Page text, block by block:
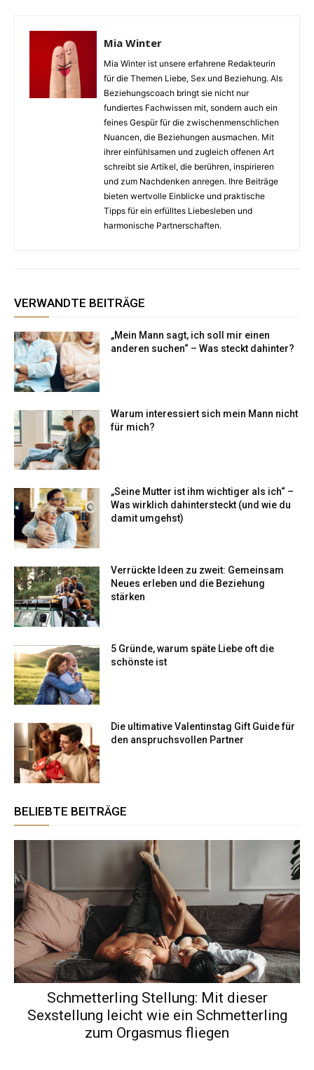
Mia Winter
Mia Winter ist unsere erfahrene Redakteurin
für die Themen Liebe, Sex und Beziehung. Als
Beziehungscoach bringt sie nicht nur
fundiertes Fachwissen mit, sondern auch ein
feines Gespür für die zwischenmenschlichen
Nuancen, die Beziehungen ausmachen. Mit
ihrer einfühlsamen und zugleich offenen Art
schreibt sie Artikel, die berühren, inspirieren
und zum Nachdenken anregen. Ihre Beiträge
bieten wertvolle Einblicke und praktische
Tipps für ein erfülltes Liebesleben und
harmonische Partnerschaften.
VERWANDTE BEITRÄGE
„Mein Mann sagt, ich soll mir einen
anderen suchen“ – Was steckt dahinter?
Warum interessiert sich mein Mann nicht
für mich?
„Seine Mutter ist ihm wichtiger als ich“ –
Was wirklich dahintersteckt (und wie du
damit umgehst)
Verrückte Ideen zu zweit: Gemeinsam
Neues erleben und die Beziehung
stärken
5 Gründe, warum späte Liebe oft die
schönste ist
Die ultimative Valentinstag Gift Guide für
den anspruchsvollen Partner
BELIEBTE BEITRÄGE
Schmetterling Stellung: Mit dieser
Sexstellung leicht wie ein Schmetterling
zum Orgasmus fliegen